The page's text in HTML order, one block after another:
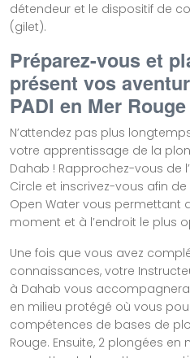
détendeur et le dispositif de
(gilet).
Préparez-vous et
présent vos
PADI en Mer Rouge
N’attendez pas plus
votre apprentissage de la
Dahab ! Rapprochez-vous de
Circle et inscrivez-vous afin
Open Water vous permettant
moment et à l’endroit le plus
Une fois que vous avez
connaissances, votre
à Dahab vous
en milieu protégé où vous
compétences de bases de
Rouge. Ensuite, 2 plongées en